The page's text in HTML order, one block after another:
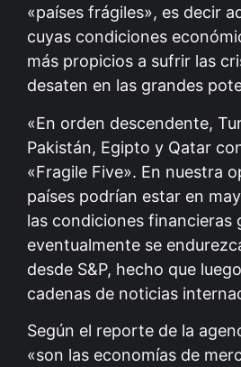
«países frágiles», es decir
cuyas condiciones
más propicios a sufrir las
desaten en las grandes
«En orden descendente,
Pakistán, Egipto y Qatar
«Fragile Five». En nuestra
países podrían estar en
las condiciones financieras
eventualmente se
desde S&P, hecho que
cadenas de noticias
Según el reporte de la
«son las economías de